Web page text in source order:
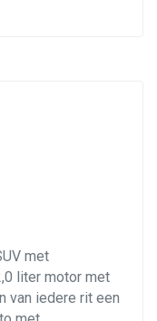
19"
met
liter motor met
van iedere rit een